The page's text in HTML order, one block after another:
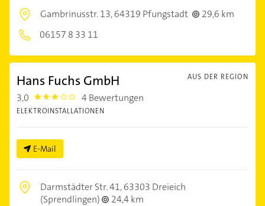
Gambrinusstr. 13,64319 Pfungstadt
29,6 km
06157 8 33 11
AUS DER REGION
Hans Fuchs GmbH
3,0 3.0 4 Bewertungen
ELEKTROINSTALLATIONEN
E-Mail
Darmstädter Str. 41,63303 Dreieich
(Sprendlingen)
24,4 km